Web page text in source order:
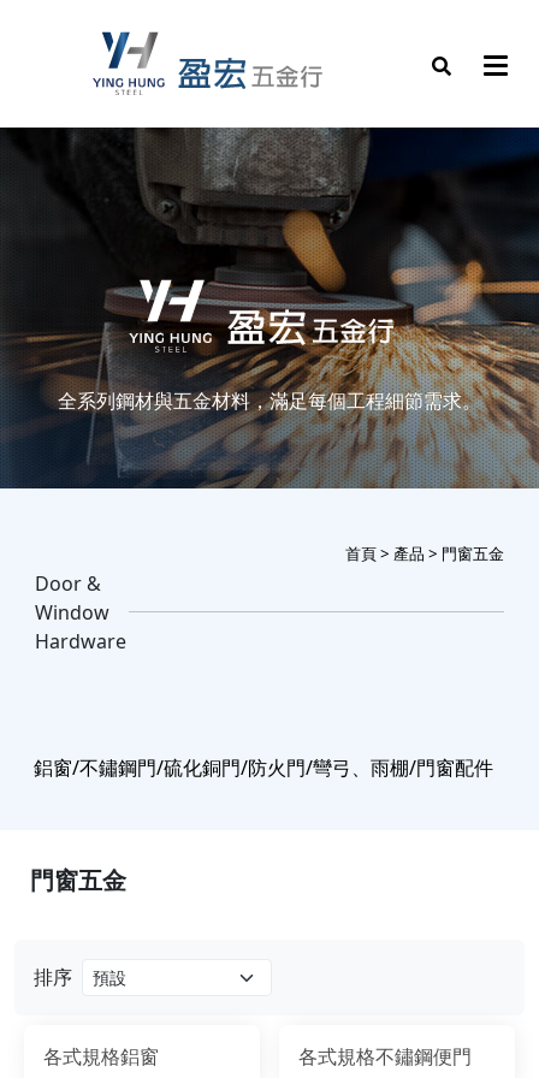
全系列鋼材與五金材料，滿足每個工程細節需求。
首頁> 產品 > 門窗五金
Door &
Window
Hardware
鋁窗/不鏽鋼門/硫化銅門/防火門/彎弓、雨棚/門窗配件
排序
各式規格鋁窗 各式規格不鏽鋼便門
門窗五金